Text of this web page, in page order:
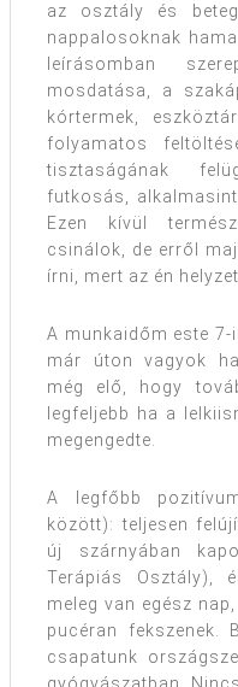
az osztály és
nappalosoknak
leírásomban
mosdatása, a
kórtermek,
folyamatos
tisztaságának
futkosás,
Ezen kívül
csinálok, de erről
írni, mert az én
A munkaidőm este
már úton vagyok
még elő, hogy
legfeljebb ha a
megengedte.
A legfőbb
között): teljesen
új szárnyában
Terápiás Osztály),
meleg van egész
pucéran fekszenek.
csapatunk